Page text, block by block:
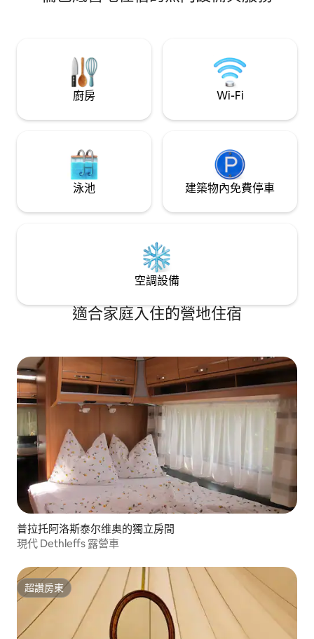
農產品，如橄欖
廚房 Wi-Fi
泳池 建築物內免費停車
空調設備
適合家庭入住的營地住宿
普拉托阿洛斯泰尔维奥的獨立房間
現代 Dethleffs 露營車
超讚房東
超讚房東